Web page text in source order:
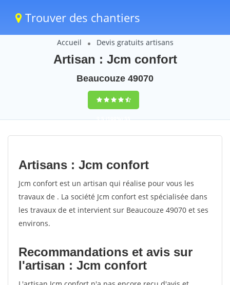
Trouver des chantiers
Accueil Devis gratuits artisans
Artisan : Jcm confort
Beaucouze 49070
9,5(100%)55
votes
Artisans : Jcm confort
Jcm confort est un artisan qui réalise pour vous les
travaux de . La société Jcm confort est spécialisée dans
les travaux de et intervient sur Beaucouze 49070 et ses
environs.
Recommandations et avis sur
l'artisan : Jcm confort